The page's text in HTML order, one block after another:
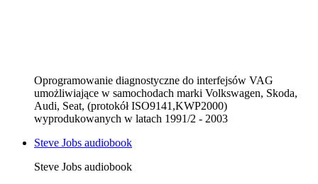
Oprogramowanie diagnostyczne do interfejsów VAG
umożliwiające w samochodach marki Volkswagen, Skoda,
Audi, Seat, (protokół ISO9141,KWP2000)
wyprodukowanych w latach 1991/2 - 2003
Steve Jobs audiobook
Steve Jobs audiobook